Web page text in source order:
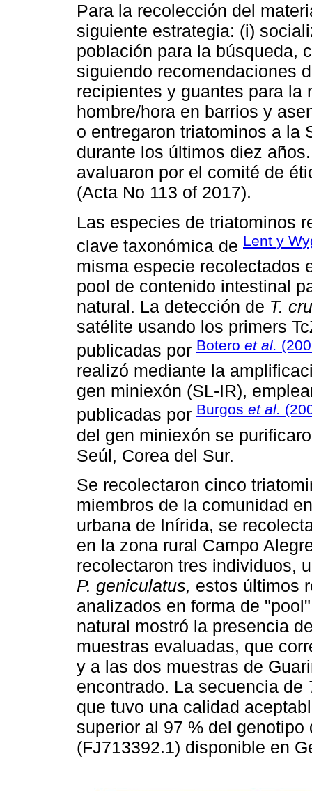
Para la recolección del
siguiente estrategia: (i)
población para la búsqueda,
siguiendo recomendaciones
recipientes y guantes para la
hombre/hora en barrios y
o entregaron triatominos a la
durante los últimos diez
avaluaron por el comité de
(Acta No 113 of 2017).
Las especies de triatominos
clave taxonómica de Lent y
misma especie recolectados
pool de contenido intestinal
natural. La detección de T.
satélite usando los primers
publicadas por Botero et al.
realizó mediante la
gen miniexón (SL-IR),
publicadas por Burgos et al.
del gen miniexón se
Seúl, Corea del Sur.
Se recolectaron cinco
miembros de la comunidad
urbana de Inírida, se
en la zona rural Campo
recolectaron tres individuos,
P. geniculatus, estos últimos
analizados en forma de
natural mostró la presencia
muestras evaluadas, que
y a las dos muestras de
encontrado. La secuencia de
que tuvo una calidad
superior al 97 % del
(FJ713392.1) disponible en